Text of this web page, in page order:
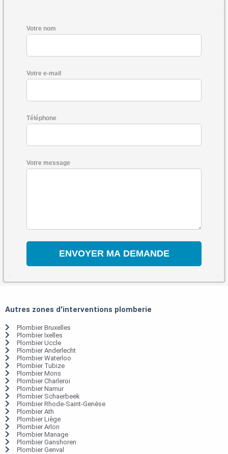
Votre nom
Votre e-mail
Téléphone
Votre message
Autres zones d'interventions plomberie
Plombier Bruxelles
Plombier Ixelles
Plombier Uccle
Plombier Anderlecht
Plombier Waterloo
Plombier Tubize
Plombier Mons
Plombier Charleroi
Plombier Namur
Plombier Schaerbeek
Plombier Rhode-Saint-Genèse
Plombier Ath
Plombier Liège
Plombier Arlon
Plombier Manage
Plombier Ganshoren
Plombier Genval